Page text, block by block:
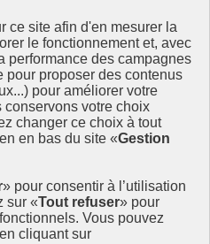
ce site afin d'en mesurer la
le fonctionnement et, avec
performance des campagnes
proposer des contenus
pour améliorer votre
votre choix
changer ce choix à tout
en bas du site «Gestion
» pour consentir à l’utilisation
sur «Tout refuser» pour
Vous pouvez
cliquant sur
concernant l’Agenda
Il valorise la mobilisation de
fenêtre
nouvelle fenêtre
nouvelle fenêtre
fenêtre